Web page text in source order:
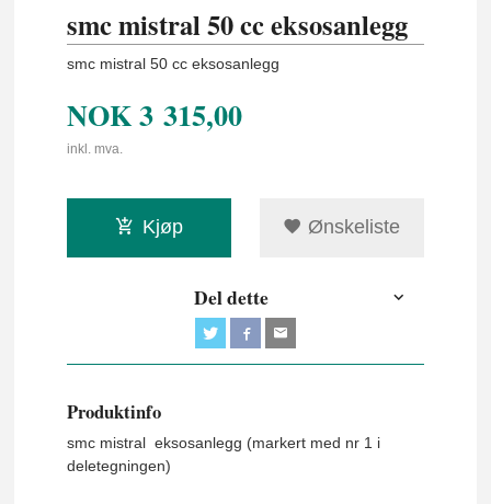
smc mistral 50 cc eksosanlegg
smc mistral 50 cc eksosanlegg
NOK3 315,00
inkl. mva.
Kjøp Ønskeliste
Del dette
Produktinfo
smc mistral eksosanlegg (markert med nr 1 i
deletegningen)